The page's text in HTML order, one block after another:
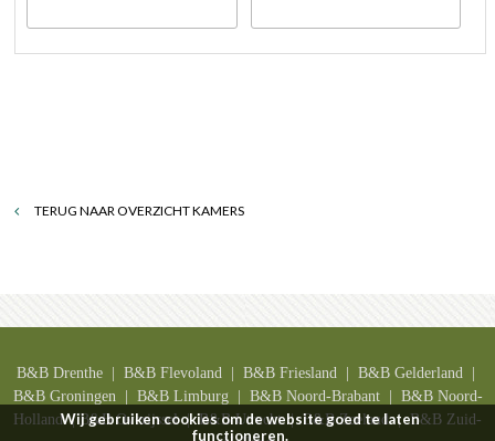
TERUG NAAR OVERZICHT KAMERS
B&B Drenthe| B&B Flevoland | B&B Friesland | B&B Gelderland |
B&B Groningen | B&B Limburg | B&B Noord-Brabant| B&B Noord-
Holland| B&B Overijssel| B&B Utrecht| B&BZeeland| B&B Zuid-
Wij gebruiken cookies om de website goed te laten
functioneren.